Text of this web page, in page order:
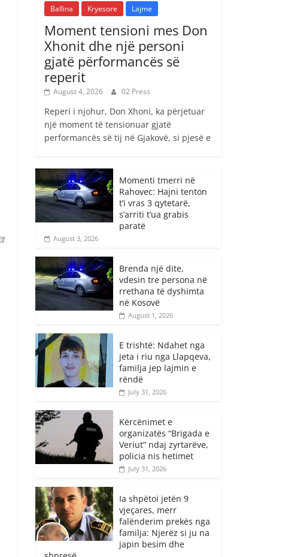
Ballina Kryesore Lajme
Moment tensioni mes Don
Xhonit dhe një personi
gjatë përformancës së
reperit
August 4, 2026 02 Press
Reperi i njohur, Don Xhoni, ka përjetuar
një moment të tensionuar gjatë
performancës së tij në Gjakovë, si pjesë e
Momenti tmerri në
Rahovec: Hajni tenton
t’i vras 3 qytetarë,
s’arriti t’ua grabis
paratë
August 3, 2026
Brenda një dite,
vdesin tre persona në
rrethana të dyshimta
në Kosovë
August 1, 2026
E trishtë: Ndahet nga
jeta i riu nga Llapqeva,
familja jep lajmin e
rëndë
July 31, 2026
Kërcënimet e
organizatës “Brigada e
Veriut” ndaj zyrtarëve,
policia nis hetimet
July 31, 2026
Ia shpëtoi jetën 9
vjeçares, merr
falënderim prekës nga
familja: Njerëz si ju na
japin besim dhe